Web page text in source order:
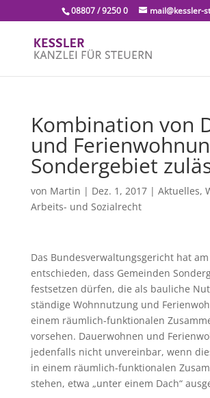
08807 / 9250 0 mail@kessler-
Kombination von
und
Sondergebiet
von Martin | Dez. 1, 2017| Aktuelles,
Arbeits- und Sozialrecht
Das Bundesverwaltungsgericht hat am
entschieden, dass Gemeinden
festsetzen dürfen, die als bauliche
ständige Wohnnutzung und
einem räumlich-funktionalen
vorsehen. Dauerwohnen und
jedenfalls nicht unvereinbar, wenn
in einem räumlich-funktionalen
stehen, etwa „unter einem Dach“